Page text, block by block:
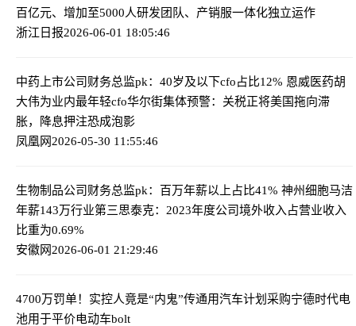
百亿元、增加至5000人研发团队、产销服一体化独立运作
浙江日报2026-06-01 18:05:46
中药上市公司财务总监pk：40岁及以下cfo占比12% 恩威医药胡
大伟为业内最年轻cfo华尔街集体预警：关税正将美国拖向滞
胀，降息押注恐成泡影
凤凰网2026-05-30 11:55:46
生物制品公司财务总监pk：百万年薪以上占比41% 神州细胞马洁
年薪143万行业第三思泰克：2023年度公司境外收入占营业收入
比重为0.69%
安徽网2026-06-01 21:29:46
4700万罚单！实控人竟是“内鬼”传通用汽车计划采购宁德时代电
池用于平价电动车bolt